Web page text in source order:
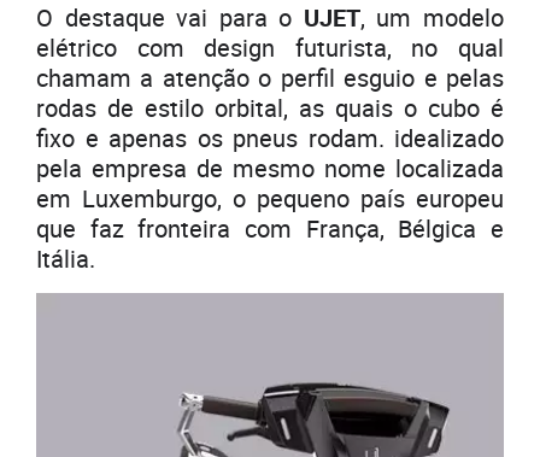
O destaque vai para o UJET, um modelo
elétrico com design futurista, no qual
chamam a atenção o perfil esguio e pelas
rodas de estilo orbital, as quais o cubo é
fixo e apenas os pneus rodam. idealizado
pela empresa de mesmo nome localizada
em Luxemburgo, o pequeno país europeu
que faz fronteira com França, Bélgica e
Itália.